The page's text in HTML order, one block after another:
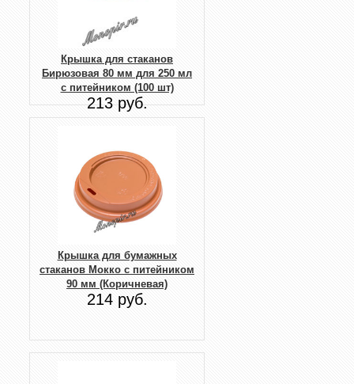
Крышка для стаканов
Бирюзовая 80 мм для 250 мл
с питейником (100 шт)
213 руб.
Крышка для бумажных
стаканов Мокко с питейником
90 мм (Коричневая)
214 руб.